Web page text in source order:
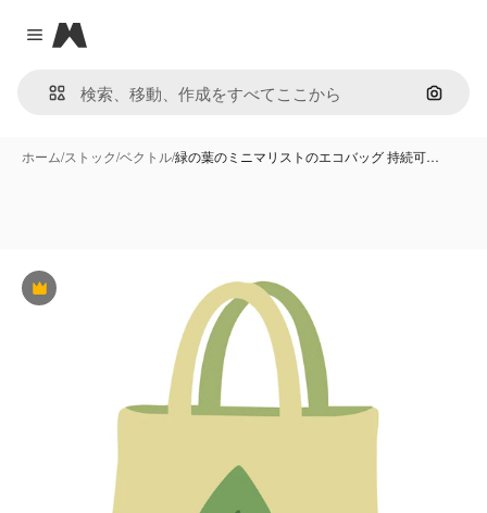
Close menu
Magnific
画像で
ホーム/ストック/ベクトル/緑の葉のミニマリストのエコバッグ 持続可…
Premium